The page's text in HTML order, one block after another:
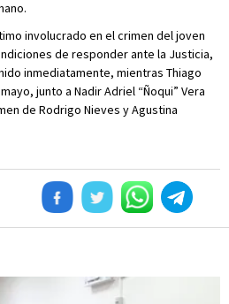
involucrado en el crimen del joven
de responder ante la Justicia,
inmediatamente, mientras Thiago
junto a Nadir Adriel “Ñoqui” Vera
de Rodrigo Nieves y Agustina